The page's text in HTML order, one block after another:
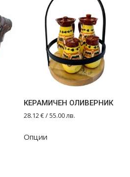
КЕРАМИЧЕН ОЛИВЕРНИК
28.12€/ 55.00 лв.
Опцииproduct